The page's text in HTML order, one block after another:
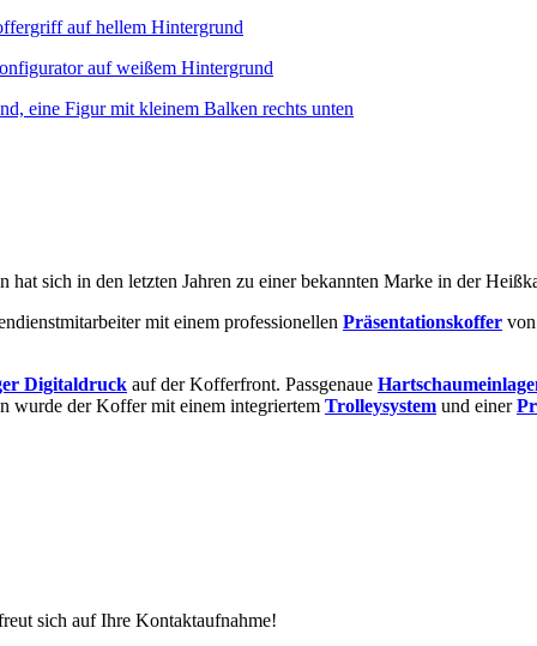
hat sich in den letzten Jahren zu einer bekannten Marke in der
mit einem professionellen Präsentationskoffer
Digitaldruck auf der Kofferfront. Passgenaue
wurde der Koffer mit einem integriertem Trolleysystem und einer
sich auf Ihre Kontaktaufnahme!